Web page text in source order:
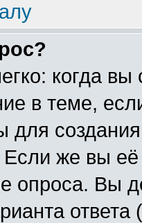
когда
в теме,
для
Если же вы её
опроса. Вы
ответа